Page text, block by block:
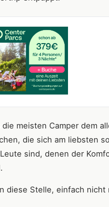
meisten Camper dem
die sich am liebsten
sind, denen der
diese Stelle, einfach